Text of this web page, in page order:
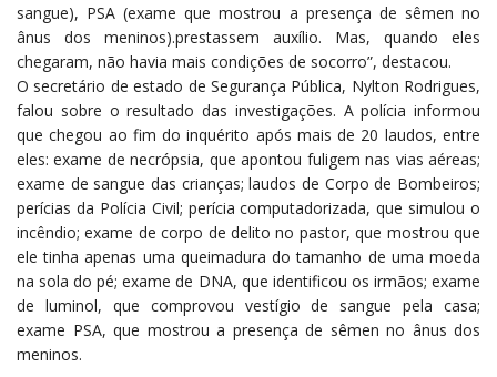
sangue), PSA (exame que mostrou a presença de sêmen no
ânus dos meninos).prestassem auxílio. Mas, quando eles
chegaram, não havia mais condições de socorro”, destacou.
O secretário de estado de Segurança Pública, Nylton Rodrigues,
falou sobre o resultado das investigações. A polícia informou
que chegou ao fim do inquérito após mais de 20 laudos, entre
eles: exame de necrópsia, que apontou fuligem nas vias aéreas;
exame de sangue das crianças; laudos de Corpo de Bombeiros;
perícias da Polícia Civil; perícia computadorizada, que simulou o
incêndio; exame de corpo de delito no pastor, que mostrou que
ele tinha apenas uma queimadura do tamanho de uma moeda
na sola do pé; exame de DNA, que identificou os irmãos; exame
de luminol, que comprovou vestígio de sangue pela casa;
exame PSA, que mostrou a presença de sêmen no ânus dos
meninos.